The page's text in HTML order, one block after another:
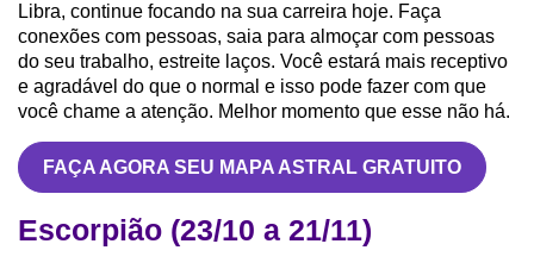
Libra, continue focando na sua carreira hoje. Faça
conexões com pessoas, saia para almoçar com pessoas
do seu trabalho, estreite laços. Você estará mais receptivo
e agradável do que o normal e isso pode fazer com que
você chame a atenção. Melhor momento que esse não há.
FAÇA AGORA SEU MAPA ASTRAL GRATUITO
Escorpião (23/10 a 21/11)